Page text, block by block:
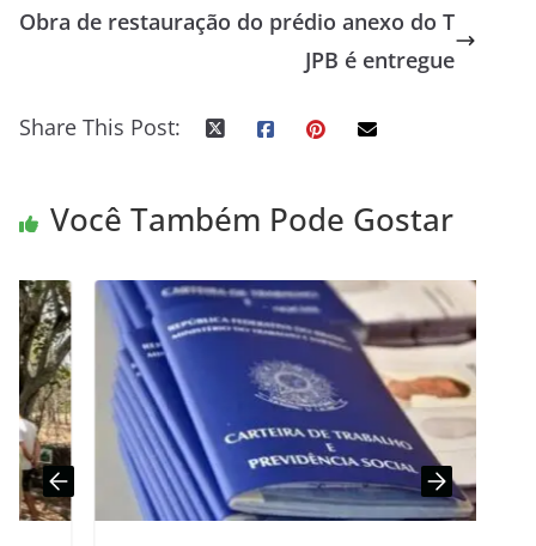
Obra de restauração do prédio anexo do T
JPB é entregue
Share This Post:
Você Também Pode Gostar